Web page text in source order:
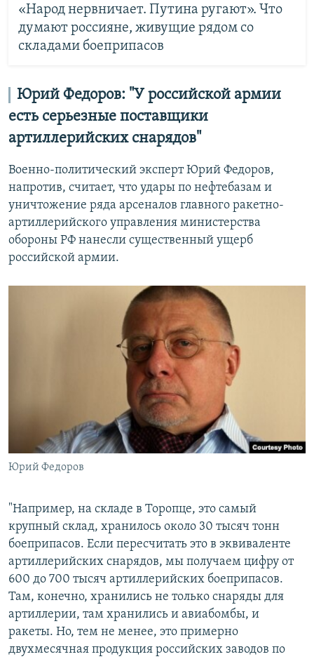
«Народ нервничает. Путина ругают». Что
думают россияне, живущие рядом со
складами боеприпасов
Юрий Федоров: "У российской армии
есть серьезные поставщики
артиллерийских снарядов"
Военно-политический эксперт Юрий Федоров,
напротив, считает, что удары по нефтебазам и
уничтожение ряда арсеналов главного ракетно-
артиллерийского управления министерства
обороны РФ нанесли существенный ущерб
российской армии.
Юрий Федоров
"Например, на складе в Торопце, это самый
крупный склад, хранилось около 30 тысяч тонн
боеприпасов. Если пересчитать это в эквиваленте
артиллерийских снарядов, мы получаем цифру от
600 до 700 тысяч артиллерийских боеприпасов.
Там, конечно, хранились не только снаряды для
артиллерии, там хранились и авиабомбы, и
ракеты. Но, тем не менее, это примерно
двухмесячная продукция российских заводов по